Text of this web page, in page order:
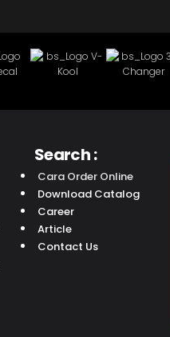
Search :
Cara Order Online
Download Catalog
Career
Article
Contact Us